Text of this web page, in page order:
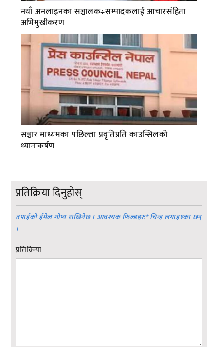
नयाँ अनलाइनका सञ्चालक÷सम्पादकलाई आचारसंहिता
अभिमुखीकरण
सञ्चार माध्यमका पछिल्ला प्रवृतिप्रति काउन्सिलको
ध्यानाकर्षण
प्रतिक्रिया दिनुहोस्
तपाईको ईमेल गोप्य राखिनेछ । आवश्यक फिल्डहरु*चिन्ह लगाइएका छन्
।
प्रतिक्रिया